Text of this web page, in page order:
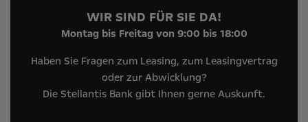
WIR SIND FÜR SIE DA!
Montag bis Freitag von 9:00 bis 18:00
Haben Sie Fragen zum Leasing, zum Leasingvertrag
oder zur Abwicklung?
Die Stellantis Bank gibt Ihnen gerne Auskunft.